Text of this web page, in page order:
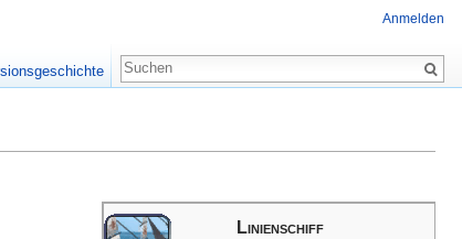
Linienschiff
Anmelden